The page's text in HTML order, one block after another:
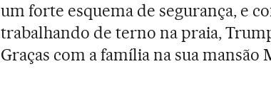
um forte esquema de segurança, e
trabalhando de terno na praia,
Graças com a família na sua mansão